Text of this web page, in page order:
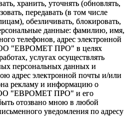
хранить, уточнять (обновлять,
передавать (в том числе
обезличивать, блокировать,
данные: фамилию, имя,
телефонов, адрес электронной
"ЕВРОМЕТ ПРО" в целях
услугах осуществлять
персональных данных и
адрес электронной почты и/или
рекламу и информацию о
ООО "ЕВРОМЕТ ПРО" и его
отозвано мною в любой
уведомления по адресу